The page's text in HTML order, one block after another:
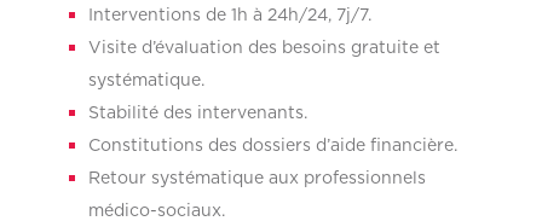
Interventions de 1h à 24h/24, 7j/7.
Visite d’évaluation des besoins gratuite et
systématique.
Stabilité des intervenants.
Constitutions des dossiers d’aide financière.
Retour systématique aux professionnels
médico-sociaux.